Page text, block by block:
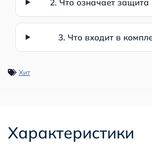
2. Что означает защита
3. Что входит в
Хит
Характеристики